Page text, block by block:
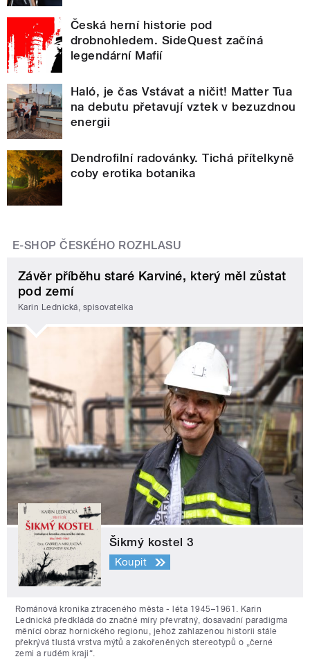
Česká herní historie pod
drobnohledem. SideQuest začíná
legendární Mafií
Haló, je čas Vstávat a ničit! Matter Tua
na debutu přetavují vztek v bezuzdnou
energii
Dendrofilní radovánky. Tichá přítelkyně
coby erotika botanika
E-SHOP ČESKÉHO ROZHLASU
Závěr příběhu staré Karviné, který měl zůstat
pod zemí
Karin Lednická, spisovatelka
Šikmý kostel 3
Koupit
Románová kronika ztraceného města - léta 1945–1961. Karin
Lednická předkládá do značné míry převratný, dosavadní paradigma
měnící obraz hornického regionu, jehož zahlazenou historii stále
překrývá tlustá vrstva mýtů a zakořeněných stereotypů o „černé
zemi a rudém kraji“.